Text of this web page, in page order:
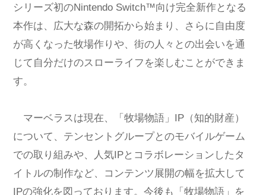
シリーズ初のNintendo Switch™向け完全新作となる
本作は、広大な森の開拓から始まり、さらに自由度
が高くなった牧場作りや、街の人々との出会いを通
じて自分だけのスローライフを楽しむことができま
す。
マーベラスは現在、「牧場物語」IP（知的財産）
について、テンセントグループとのモバイルゲーム
での取り組みや、人気IPとコラボレーションしたタ
イトルの制作など、コンテンツ展開の幅を拡大して
IPの強化を図っております。今後も「牧場物語」を